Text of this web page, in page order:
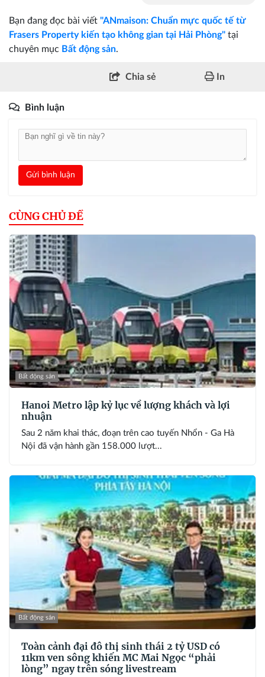
Bạn đang đọc bài viết "ANmaison: Chuẩn mực quốc tế từ
Frasers Property kiến tạo không gian tại Hải Phòng" tại
chuyên mục Bất động sản.
Chia sẻ In
Bình luận
Gửi bình luận
CÙNG CHỦ ĐỀ
Bất động sản
Hanoi Metro lập kỷ lục về lượng khách và lợi
nhuận
Sau 2 năm khai thác, đoạn trên cao tuyến Nhổn - Ga Hà
Nội đã vận hành gần 158.000 lượt...
Bất động sản
Toàn cảnh đại đô thị sinh thái 2 tỷ USD có
11km ven sông khiến MC Mai Ngọc “phải
lòng” ngay trên sóng livestream